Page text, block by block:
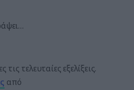
τελευταίες εξελίξεις.
από